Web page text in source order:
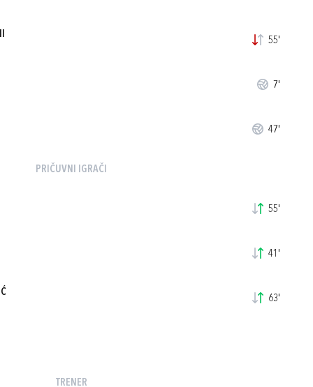
55'
7'
47'
PRIČUVNI IGRAČI
55'
41'
63'
TRENER